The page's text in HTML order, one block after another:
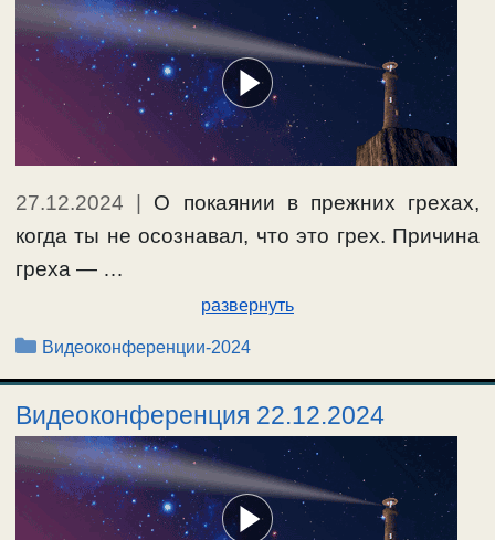
27.12.2024 | О покаянии в прежних грехах,
когда ты не осознавал, что это грех. Причина
греха — …
развернуть
Рубрики
Видеоконференции-2024
Видеоконференция 22.12.2024